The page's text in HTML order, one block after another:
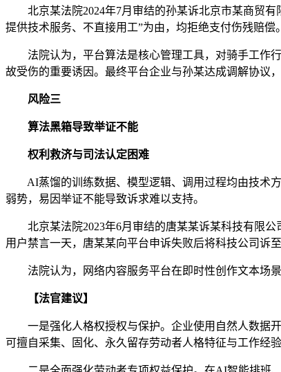
北京某法院2024年7月审结的孙某诉北京市某商贸有
提供技术服务、不直接用工”为由，均拒绝支付伤残赔偿。
法院认为，平台算法是核心管理工具，对骑手工作行
故受伤的重要诱因。最终平台企业与孙某达成调解协议
风险三
算法黑箱导致举证不能
权利救济与司法认定困难
AI蒸馏的训练数据、模型逻辑、调用过程均由技术方
弱势，易因举证不能导致诉求难以支持。
北京某法院2023年6月审结的唐某某诉某科技有限公
用户禁言一天，唐某某向平台申诉失败后将科技公司诉
法院认为，网络内容服务平台在即时性创作文本场景
【法官建议】
一是强化人格权授权与保护。企业使用自然人数据开
可擅自采集、固化、永久留存劳动者人格特征与工作经